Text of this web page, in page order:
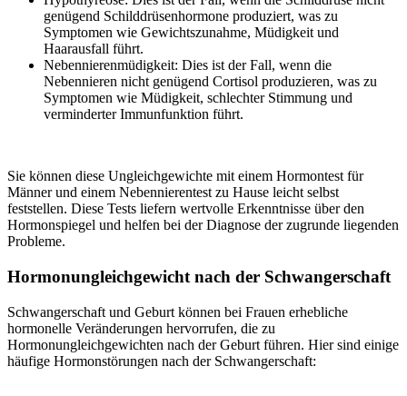
genügend Schilddrüsenhormone produziert, was zu
Symptomen wie Gewichtszunahme, Müdigkeit und
Haarausfall führt.
Nebennierenmüdigkeit: Dies ist der Fall, wenn die
Nebennieren nicht genügend Cortisol produzieren, was zu
Symptomen wie Müdigkeit, schlechter Stimmung und
verminderter Immunfunktion führt.
Sie können diese Ungleichgewichte mit einem Hormontest für
Männer und einem Nebennierentest zu Hause leicht selbst
feststellen. Diese Tests liefern wertvolle Erkenntnisse über den
Hormonspiegel und helfen bei der Diagnose der zugrunde liegenden
Probleme.
Hormonungleichgewicht nach der Schwangerschaft
Schwangerschaft und Geburt können bei Frauen erhebliche
hormonelle Veränderungen hervorrufen, die zu
Hormonungleichgewichten nach der Geburt führen. Hier sind einige
häufige Hormonstörungen nach der Schwangerschaft: